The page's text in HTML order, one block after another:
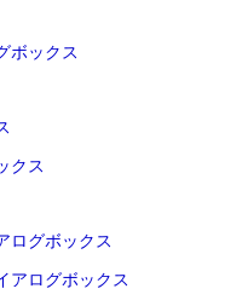
ボックス
クス
ログボックス
アログボックス